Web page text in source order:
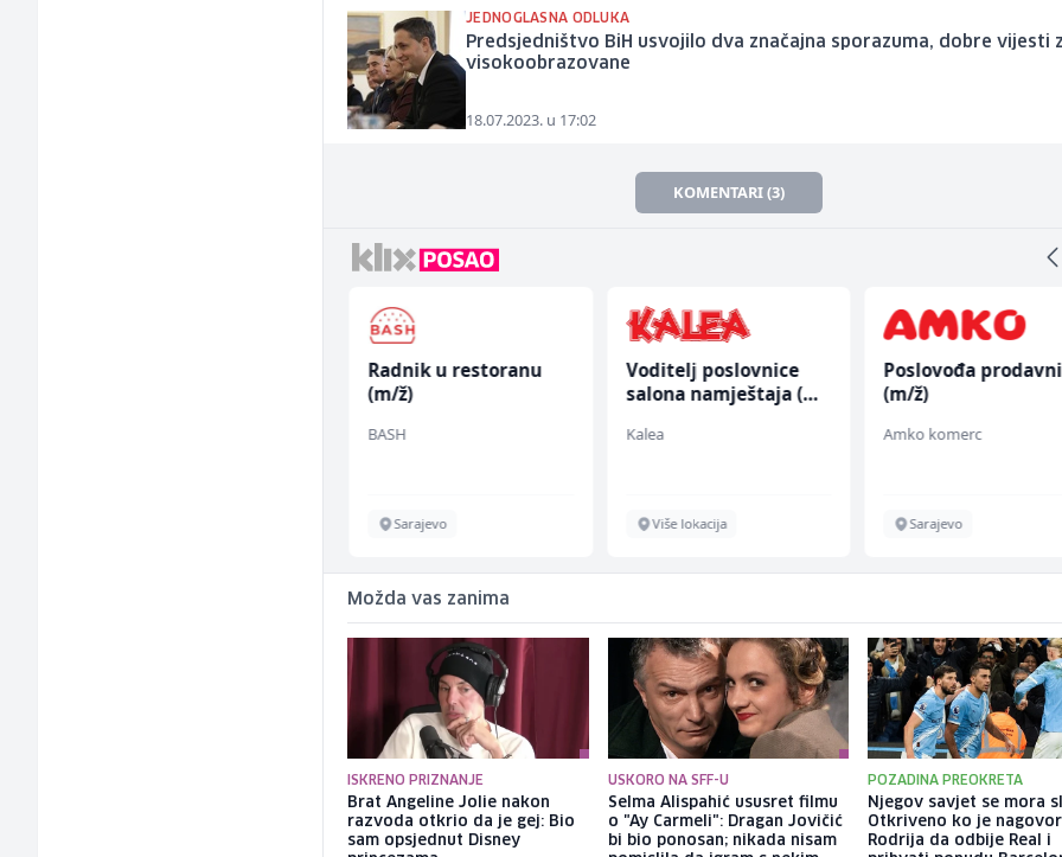
JEDNOGLASNA ODLUKA
Predsjedništvo BiH usvojilo dva značajna sporazuma, dobre vijesti
visokoobrazovane
18.07.2023. u 17:02
KOMENTARI (3)
Radnik u restoranu
(m/ž)
BASH
Sarajevo
Voditelj poslovnice
salona namještaja (m/
Kalea
Više lokacija
Poslovođa
(m/ž)
Amko komerc
Sarajevo
Možda vas zanima
ISKRENO PRIZNANJE
Brat Angeline Jolie nakon
razvoda otkrio da je gej: Bio
sam opsjednut Disney
USKORO NA SFF-U
Selma Alispahić ususret filmu
o "Ay Carmeli": Dragan Jovičić
bi bio ponosan; nikada nisam
POZADINA PREOKRETA
Njegov savjet se mora
Otkriveno ko je
Rodrija da odbije Real i